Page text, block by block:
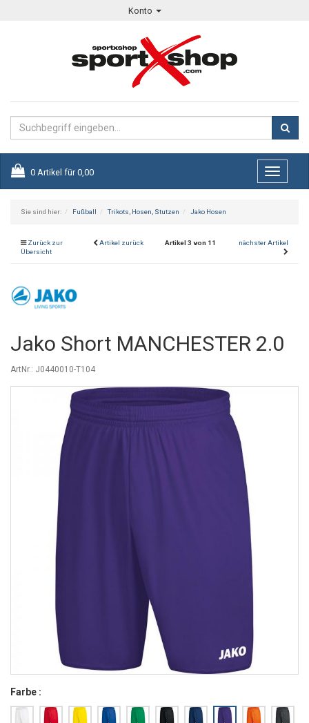
Konto
0 Artikel für 0,00
Toggle
Sie sind hier: Fußball Trikots, Hosen, Stutzen Jako Hosen
Zurück zur
Übersicht
Artikel zurück Artikel 3 von 11 nächster Artikel
Jako Short MANCHESTER 2.0
ArtNr.: J0440010-T104
Farbe :